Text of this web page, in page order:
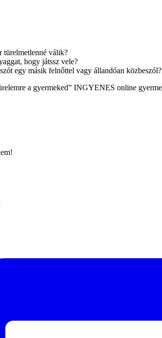
türelmetlenné válik?
hogy játssz vele?
egy másik felnőttel vagy állandóan közbeszól?
a gyermeked” INGYENES online